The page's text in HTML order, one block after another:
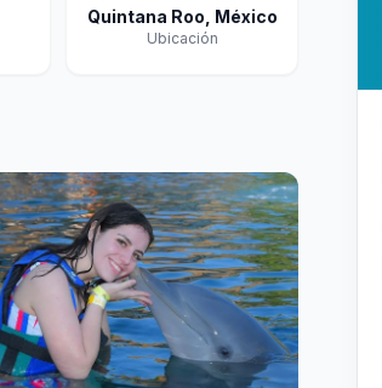
Quintana Roo, México
Ubicación